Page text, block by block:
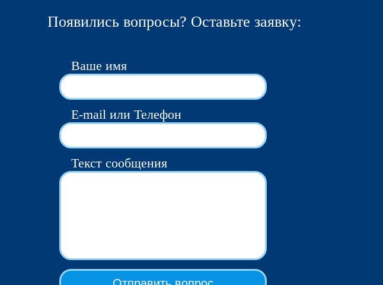
Появились вопросы? Оставьте заявку:
Ваше имя
E-mail или Телефон
Текст сообщения